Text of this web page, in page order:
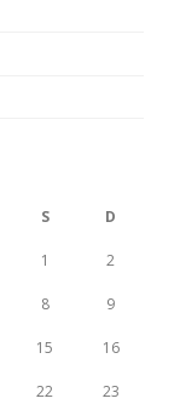
S D
1 2
8 9
15 16
22 23